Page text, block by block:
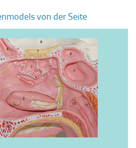
von der Seite